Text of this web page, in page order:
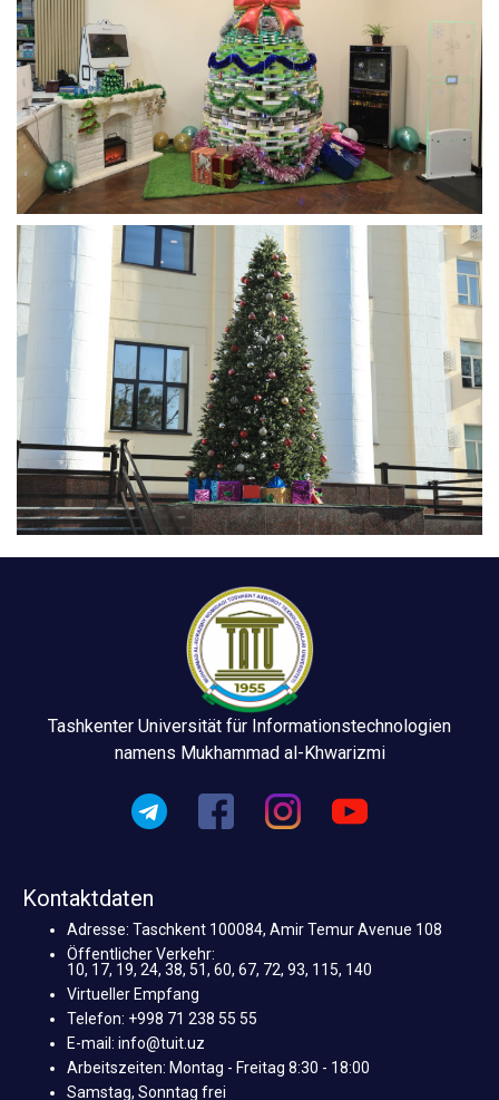
Tashkenter Universität für Informationstechnologien
namens Mukhammad al-Khwarizmi
Kontaktdaten
Adresse: Taschkent 100084, Amir Temur Avenue 108
Öffentlicher Verkehr:
10, 17, 19, 24, 38, 51, 60, 67, 72, 93, 115, 140
Virtueller Empfang
Telefon: +998 71 238 55 55
E-mail: info@tuit.uz
Arbeitszeiten: Montag - Freitag 8:30 - 18:00
Samstag, Sonntag frei